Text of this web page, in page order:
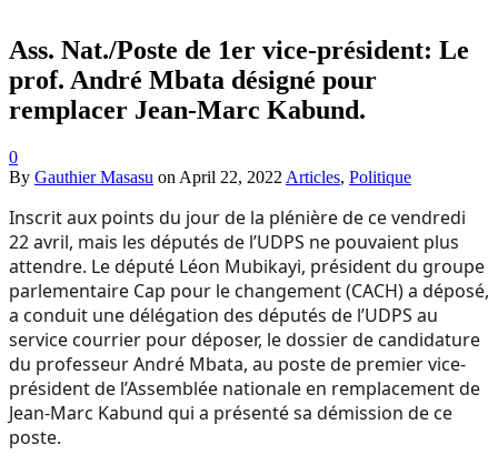
Ass. Nat./Poste de 1er vice-président: Le
prof. André Mbata désigné pour
remplacer Jean-Marc Kabund.
0
By Gauthier Masasu on April 22, 2022 Articles, Politique
Inscrit aux points du jour de la plénière de ce vendredi
22 avril, mais les députés de l’UDPS ne pouvaient plus
attendre. Le député Léon Mubikayi, président du groupe
parlementaire Cap pour le changement (CACH) a déposé,
a conduit une délégation des députés de l’UDPS au
service courrier pour déposer, le dossier de candidature
du professeur André Mbata, au poste de premier vice-
président de l’Assemblée nationale en remplacement de
Jean-Marc Kabund qui a présenté sa démission de ce
poste.